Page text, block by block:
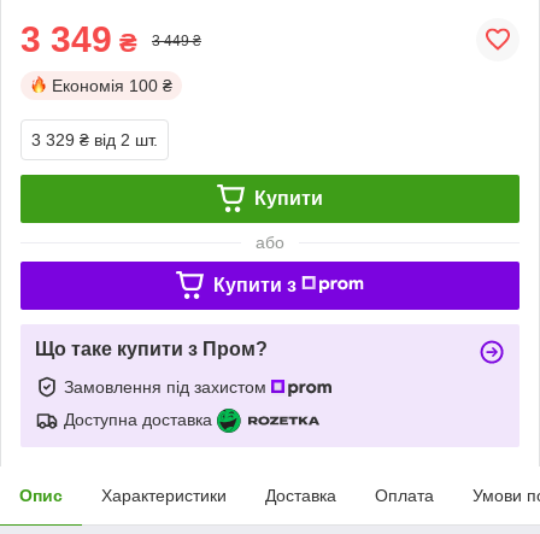
3 349 ₴ 3 449 ₴
Економія 100 ₴
3 329 ₴ від 2 шт.
Купити
або
Купити з
Що таке купити з Пром?
Замовлення під захистом
Доступна доставка
Опис Характеристики Доставка Оплата Умови